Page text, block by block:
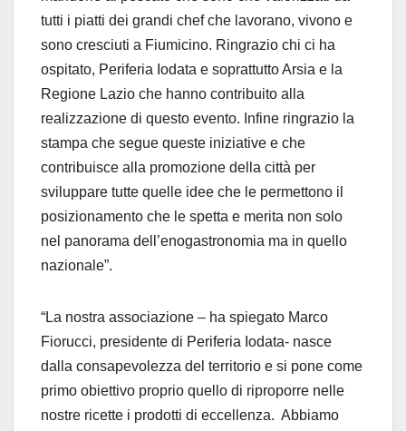
tutti i piatti dei grandi chef che lavorano, vivono e
sono cresciuti a Fiumicino. Ringrazio chi ci ha
ospitato, Periferia Iodata e soprattutto Arsia e la
Regione Lazio che hanno contribuito alla
realizzazione di questo evento. Infine ringrazio la
stampa che segue queste iniziative e che
contribuisce alla promozione della città per
sviluppare tutte quelle idee che le permettono il
posizionamento che le spetta e merita non solo
nel panorama dell’enogastronomia ma in quello
nazionale”.
“La nostra associazione – ha spiegato Marco
Fiorucci, presidente di Periferia Iodata- nasce
dalla consapevolezza del territorio e si pone come
primo obiettivo proprio quello di riproporre nelle
nostre ricette i prodotti di eccellenza. Abbiamo